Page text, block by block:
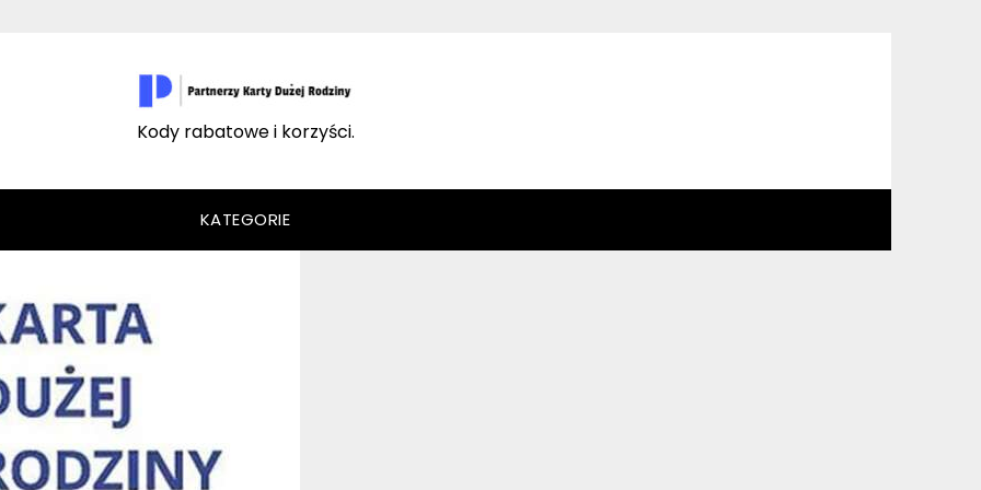
Kody rabatowe i korzyści.
KATEGORIE